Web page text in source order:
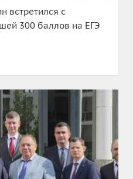
встретился с
300 баллов на ЕГЭ